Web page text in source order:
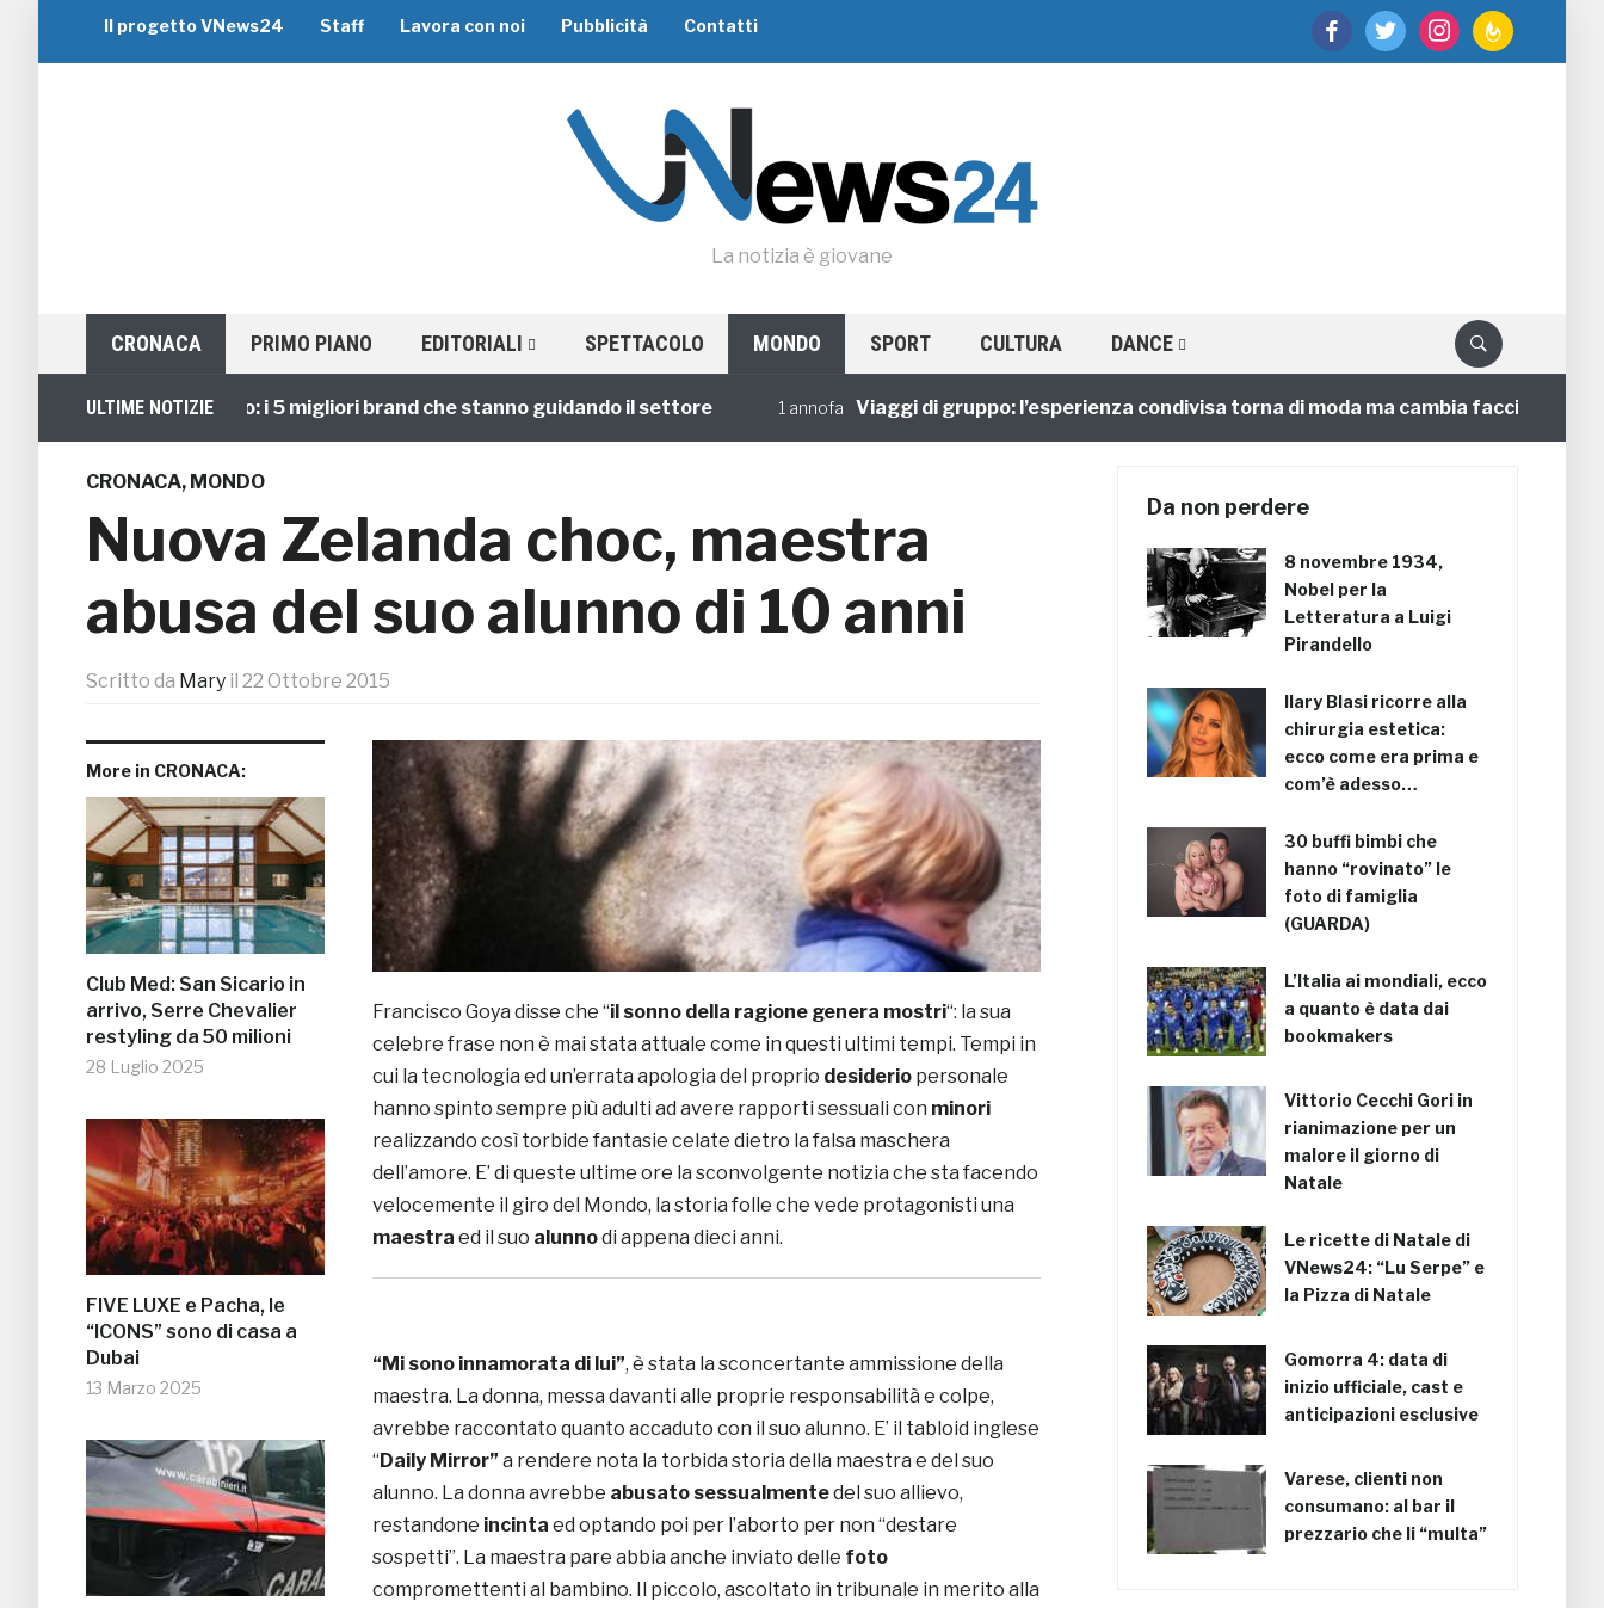
facebooktwitter instagramfeedburner
Il progetto VNews24 Staff Lavora con noi Pubblicità Contatti
La notizia è giovane
CRONACA PRIMO PIANO EDITORIALI SPETTACOLO MONDO SPORT CULTURA DANCE
ULTIME NOTIZIE
Viaggi di Gruppo: i 5 migliori brand che stanno guidando il settore 1 annofa Viaggi di gruppo: l’esperienza condivisa torna di moda ma cambia faccia
CRONACA, MONDO
Nuova Zelanda choc, maestra
abusa del suo alunno di 10 anni
Scritto da Mary il 22 Ottobre 2015
More in CRONACA:
Club Med: San Sicario in
arrivo, Serre Chevalier
restyling da 50 milioni
28 Luglio 2025
FIVE LUXE e Pacha, le
“ICONS” sono di casa a
Dubai
13 Marzo 2025
Francisco Goya disse che “il sonno della ragione genera mostri“: la sua
celebre frase non è mai stata attuale come in questi ultimi tempi. Tempi in
cui la tecnologia ed un’errata apologia del proprio desiderio personale
hanno spinto sempre più adulti ad avere rapporti sessuali con minori
realizzando così torbide fantasie celate dietro la falsa maschera
dell’amore. E’ di queste ultime ore la sconvolgente notizia che sta facendo
velocemente il giro del Mondo, la storia folle che vede protagonisti una
maestra ed il suo alunnodi appena dieci anni.
“Mi sono innamorata di lui”, è stata la sconcertante ammissione della
maestra. La donna, messa davanti alle proprie responsabilità e colpe,
avrebbe raccontato quanto accaduto con il suo alunno. E’ il tabloid inglese
“Daily Mirror” a rendere nota la torbida storia della maestra e del suo
alunno. La donna avrebbe abusato sessualmentedel suo allievo,
restandone incinta ed optando poi per l’aborto per non “destare
sospetti”. La maestra pare abbia anche inviato delle foto
compromettenti al bambino. Il piccolo, ascoltato in tribunale in merito alla
Da non perdere
8 novembre 1934,
Nobel per la
Letteratura a Luigi
Pirandello
Ilary Blasi ricorre alla
chirurgia estetica:
ecco come era prima e
com’è adesso…
30 buffi bimbi che
hanno “rovinato” le
foto di famiglia
(GUARDA)
L’Italia ai mondiali, ecco
a quanto è data dai
bookmakers
Vittorio Cecchi Gori in
rianimazione per un
malore il giorno di
Natale
Le ricette di Natale di
VNews24: “Lu Serpe” e
la Pizza di Natale
Gomorra 4: data di
inizio ufficiale, cast e
anticipazioni esclusive
Varese, clienti non
consumano: al bar il
prezzario che li “multa”